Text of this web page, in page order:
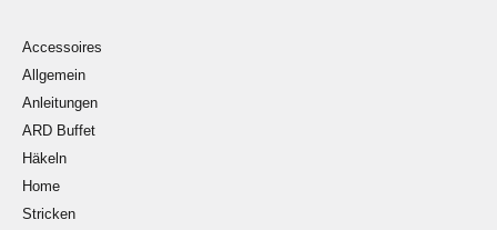
Accessoires
Allgemein
Anleitungen
ARD Buffet
Häkeln
Home
Stricken